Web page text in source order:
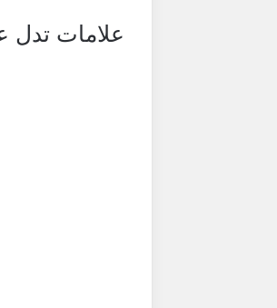
علامات تدل